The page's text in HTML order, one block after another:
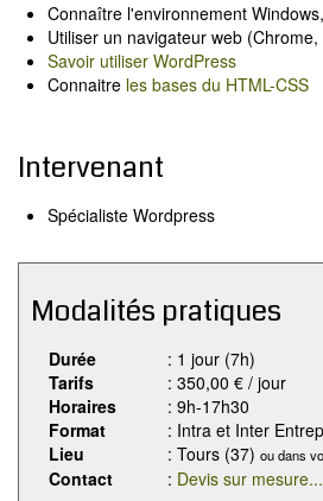
Connaître l'environnement
Utiliser un navigateur web
Savoir utiliser WordPress
Connaitre les bases du HTML-CSS
Intervenant
Spécialiste Wordpress
Modalités pratiques
Durée
: 1 jour (7h)
Tarifs
: 350,00 € / jour
Horaires
: 9h-17h30
Format
: Intra et Inter
Lieu
: Tours (37) ou dans
Contact : Devis sur mesure...